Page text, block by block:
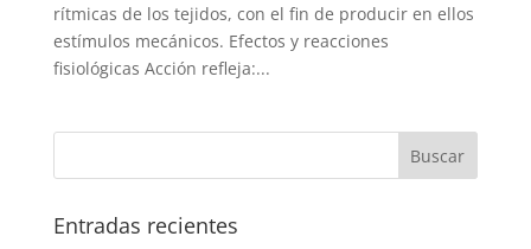
rítmicas de los tejidos, con el fin de producir en ellos
estímulos mecánicos. Efectos y reacciones
fisiológicas Acción refleja:...
Entradas recientes